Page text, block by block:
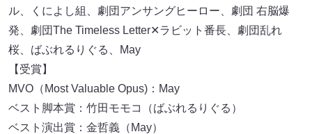
ル、くによし組、劇団アンサングヒーロー、劇団 右脳爆
発、劇団The Timeless Letter✕ラビット番長、劇団乱れ
桜、ばぶれるりぐる、May
【受賞】
MVO（Most Valuable Opus)：May
ベスト脚本賞：竹田モモコ（ばぶれるりぐる）
ベスト演出賞：金哲義（May）